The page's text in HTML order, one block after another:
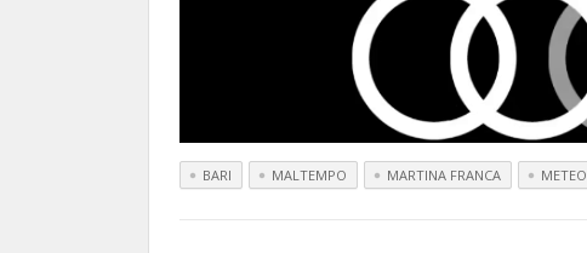
BARI MALTEMPO MARTINA FRANCA METEO